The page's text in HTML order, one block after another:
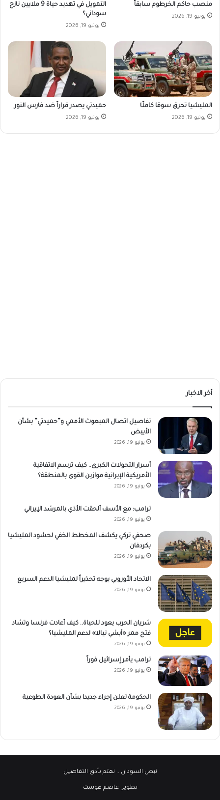
منصب حاكم الخرطوم سابقاً
يونيو 19, 2026
التمويل في تهديد حياة 9 ملايين نازح
سوداني؟
يونيو 19, 2026
المليشيا تحرق سوقا كاملًا
يونيو 19, 2026
حميدتي يصدر قراراً ضد فارس النور
يونيو 19, 2026
أخر الاخبار
تفاصيل اتصال المبعوث الأممي و”حميدتي” بشأن
الأبيض
يونيو 19, 2026
أسرار التحولات الكبرى.. كيف ترسم الاتفاقية
الأمريكية الإيرانية موازين القوى بالمنطقة؟
يونيو 19, 2026
ترامب: مع الأسف ألحقت الأذي بالمرشد الإيراني
يونيو 19, 2026
صحفي تركي يكشف المخطط الخفي لحشود المليشيا
بكردفان
يونيو 19, 2026
الاتحاد الأوروبي يوجه تحذيراً لمليشيا الدعم السريع
يونيو 19, 2026
شريان الحرب يعود للحياة.. كيف أعادت فرنسا وتشاد
فتح ممر «أبشي نيالا» لدعم المليشيا؟
يونيو 19, 2026
ترامب يأمر إسرائيل فوراً
يونيو 19, 2026
الحكومة تعلن إجراء جديدا بشأن العودة الطوعية
يونيو 19, 2026
نبض السودان .. نهتم بأدق التفاصيل
تطوير:عاصم هوست